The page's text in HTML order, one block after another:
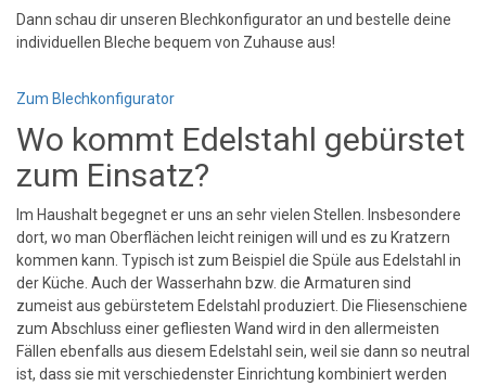
Dann schau dir unseren Blechkonfigurator an und bestelle deine
individuellen Bleche bequem von Zuhause aus!
Zum Blechkonfigurator
Wo kommt Edelstahl gebürstet
zum Einsatz?
Im Haushalt begegnet er uns an sehr vielen Stellen. Insbesondere
dort, wo man Oberflächen leicht reinigen will und es zu Kratzern
kommen kann. Typisch ist zum Beispiel die Spüle aus Edelstahl in
der Küche. Auch der Wasserhahn bzw. die Armaturen sind
zumeist aus gebürstetem Edelstahl produziert. Die Fliesenschiene
zum Abschluss einer gefliesten Wand wird in den allermeisten
Fällen ebenfalls aus diesem Edelstahl sein, weil sie dann so neutral
ist, dass sie mit verschiedenster Einrichtung kombiniert werden